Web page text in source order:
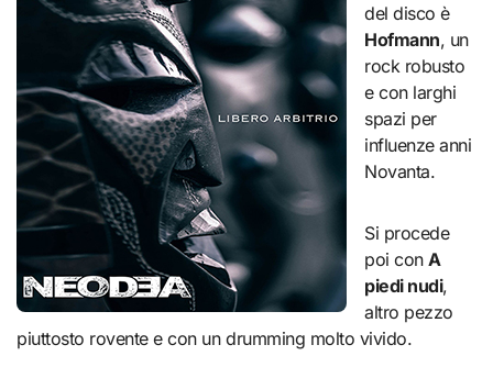
del disco è
Hofmann, un
rock robusto
e con larghi
spazi per
influenze anni
Novanta.
Si procede
poi conA
piedi nudi,
altro pezzo
piuttosto rovente e con un drumming molto vivido.